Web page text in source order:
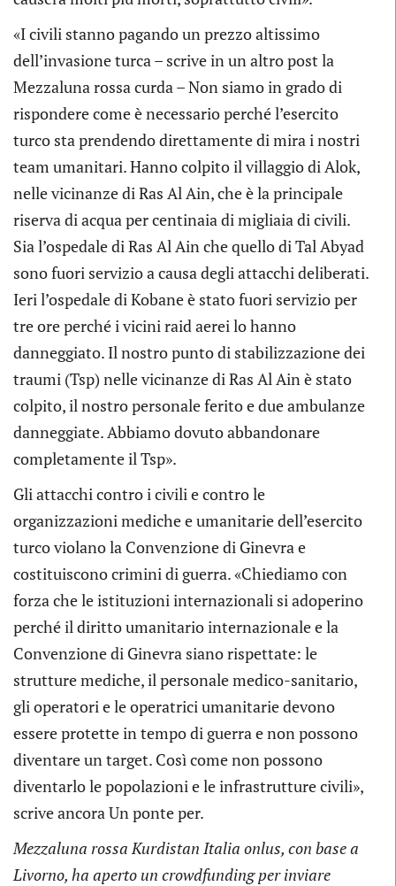
«I civili stanno pagando un prezzo altissimo
dell’invasione turca – scrive in un altro post la
Mezzaluna rossa curda – Non siamo in grado di
rispondere come è necessario perché l’esercito
turco sta prendendo direttamente di mira i nostri
team umanitari. Hanno colpito il villaggio di Alok,
nelle vicinanze di Ras Al Ain, che è la principale
riserva di acqua per centinaia di migliaia di civili.
Sia l’ospedale di Ras Al Ain che quello di Tal Abyad
sono fuori servizio a causa degli attacchi deliberati.
Ieri l’ospedale di Kobane è stato fuori servizio per
tre ore perché i vicini raid aerei lo hanno
danneggiato. Il nostro punto di stabilizzazione dei
traumi (Tsp) nelle vicinanze di Ras Al Ain è stato
colpito, il nostro personale ferito e due ambulanze
danneggiate. Abbiamo dovuto abbandonare
completamente il Tsp».
Gli attacchi contro i civili e contro le
organizzazioni mediche e umanitarie dell’esercito
turco violano la Convenzione di Ginevra e
costituiscono crimini di guerra. «Chiediamo con
forza che le istituzioni internazionali si adoperino
perché il diritto umanitario internazionale e la
Convenzione di Ginevra siano rispettate: le
strutture mediche, il personale medico-sanitario,
gli operatori e le operatrici umanitarie devono
essere protette in tempo di guerra e non possono
diventare un target. Così come non possono
diventarlo le popolazioni e le infrastrutture civili»,
scrive ancora Un ponte per.
Mezzaluna rossa Kurdistan Italia onlus, con base a
Livorno, ha aperto un crowdfunding per inviare